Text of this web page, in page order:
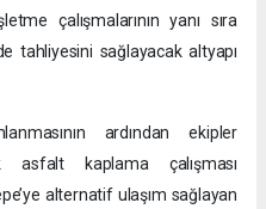
çalışmalarının yanı sıra
tahliyesini sağlayacak altyapı
ardından ekipler
asfalt kaplama çalışması
alternatif ulaşım sağlayan